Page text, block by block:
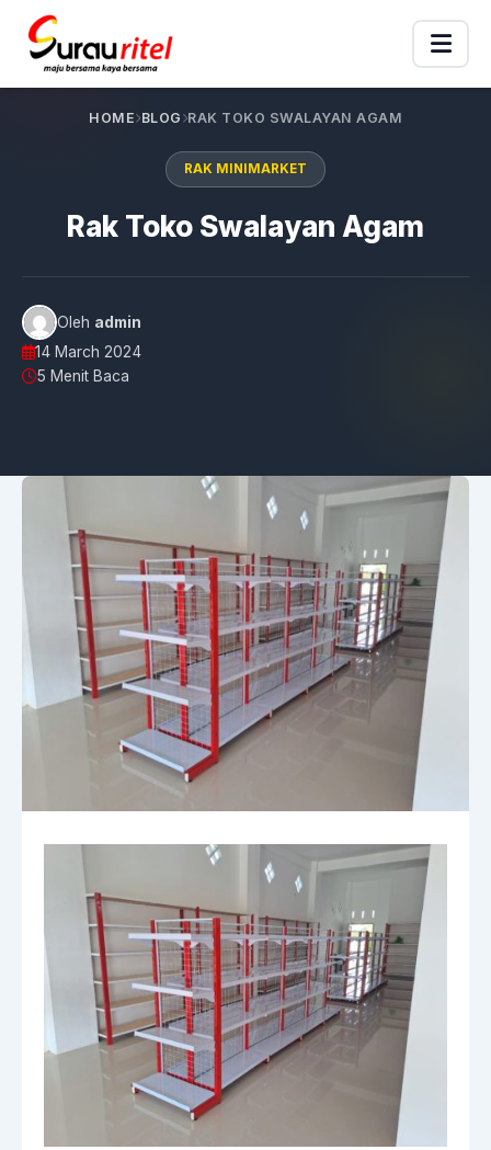
HOME BLOG RAK TOKO SWALAYAN AGAM
RAK MINIMARKET
Rak Toko Swalayan Agam
Oleh admin
14 March 2024
5 Menit Baca